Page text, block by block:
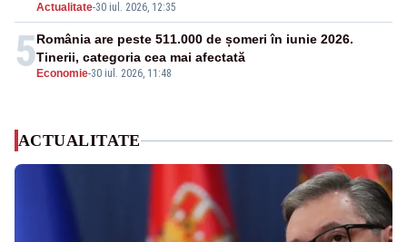
Actualitate-30 iul. 2026, 12:35
5 Economie-30 iul. 2026, 11:48
România are peste 511.000 de șomeri în iunie 2026.
Tinerii, categoria cea mai afectată
ACTUALITATE